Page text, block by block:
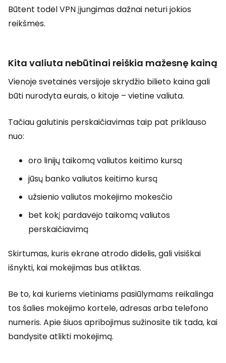
Būtent todėl VPN įjungimas dažnai neturi jokios
reikšmės.
Kita valiuta nebūtinai reiškia mažesnę kainą
Vienoje svetainės versijoje skrydžio bilieto kaina gali
būti nurodyta eurais, o kitoje – vietine valiuta.
Tačiau galutinis perskaičiavimas taip pat priklauso
nuo:
oro linijų taikomą valiutos keitimo kursą
jūsų banko valiutos keitimo kursą
užsienio valiutos mokėjimo mokesčio
bet kokį pardavėjo taikomą valiutos
perskaičiavimą
Skirtumas, kuris ekrane atrodo didelis, gali visiškai
išnykti, kai mokėjimas bus atliktas.
Be to, kai kuriems vietiniams pasiūlymams reikalinga
tos šalies mokėjimo kortelė, adresas arba telefono
numeris. Apie šiuos apribojimus sužinosite tik tada, kai
bandysite atlikti mokėjimą.